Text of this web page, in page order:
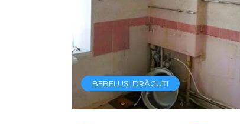
BEBELUȘI DRĂGUȚI